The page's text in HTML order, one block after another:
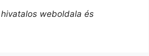
weboldala és